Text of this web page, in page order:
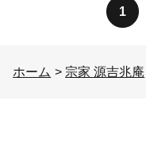
1
ホーム > 宗家 源吉兆庵